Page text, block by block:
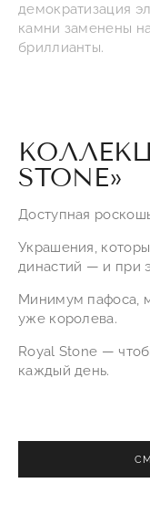
демократизация
камни заменены
бриллианты.
STONE»
Доступная
Украшения,
династий — и при
Минимум пафоса,
уже королева.
Royal Stone —
каждый день.